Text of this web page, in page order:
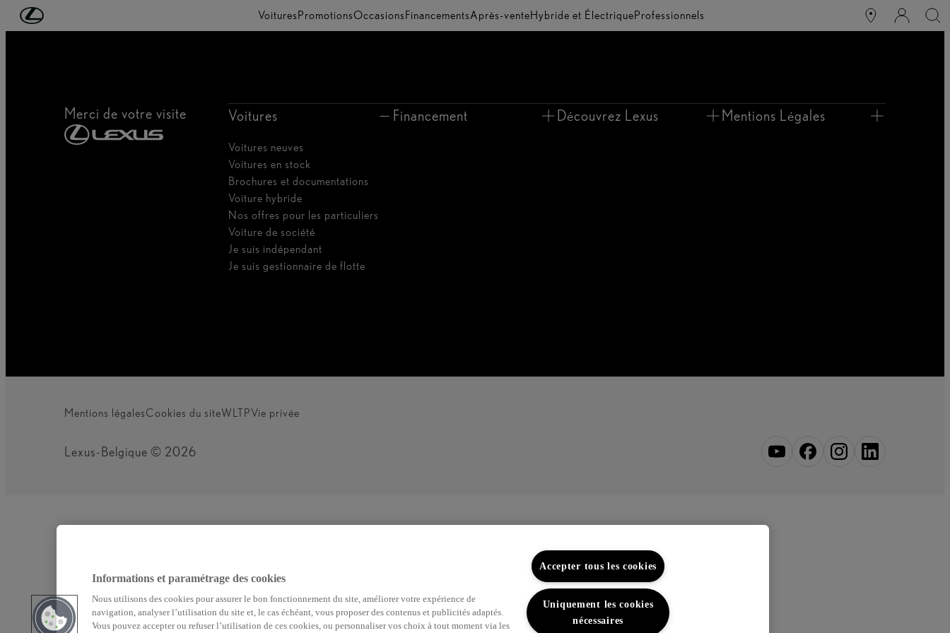
Passer au contenu principal VoituresPromotionsOccasionsFinancementsAprès-venteHybride et ÉlectriqueProfessionnels
Merci de votre visite Voitures
Voitures neuves
Voitures en stock
Brochures et documentations
Voiture hybride
Nos offres pour les particuliers
Voiture de société
Je suis indépendant
Je suis gestionnaire de flotte
Financement Découvrez Lexus Mentions Légales
Mentions légalesCookies du siteWLTPVie privée
Lexus-Belgique © 2026
Informations et paramétrage des cookies
Nous utilisons des cookies pour assurer le bon fonctionnement du site, améliorer votre expérience de
navigation, analyser l’utilisation du site et, le cas échéant, vous proposer des contenus et publicités adaptés.
Vous pouvez accepter ou refuser l’utilisation de ces cookies, ou personnaliser vos choix à tout moment via les
Accepter tous les cookies
Uniquement les cookies
nécessaires